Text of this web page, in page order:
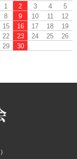
1
2 3 4
5
8 9 10 11
12
15 16 17 18
19
22 23 24 25
26
29 30
）